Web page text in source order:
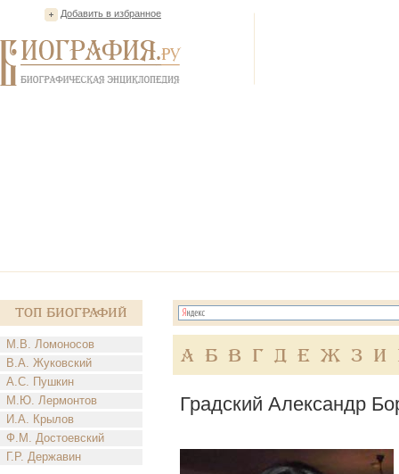
Добавить в избранное
Топ Биографий
М.В. Ломоносов
В.А. Жуковский
А.С. Пушкин
М.Ю. Лермонтов
И.А. Крылов
Ф.М. Достоевский
Г.Р. Державин
А Б В Г Д Е Ж З И
Градский Александр